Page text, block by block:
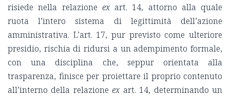
risiede nella relazione exart. 14, attorno alla quale
ruota l’intero sistema di legittimità dell’azione
amministrativa. L’art. 17, pur previsto come ulteriore
presidio, rischia di ridursi a un adempimento formale,
con una disciplina che, seppur orientata alla
trasparenza, finisce per proiettare il proprio contenuto
all’interno della relazioneexart. 14, determinando un